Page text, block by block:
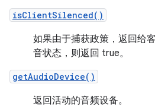
isClientSilenced()
如果由于捕获政策，返回给
音状态，则返回 true。
getAudioDevice()
返回活动的音频设备。